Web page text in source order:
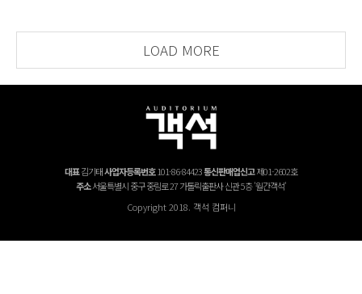
LOAD MORE
대표김기태사업자등록번호101-86-84423통신판매업신고제01-2602호
주소서울특별시 중구 중림로 27 가톨릭출판사 신관 5층 '월간객석'
Copyright 2018. 객석 컴퍼니